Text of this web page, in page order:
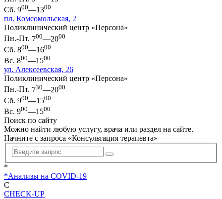
Сб. 900—1300
пл. Комсомольская, 2
Поликлинический центр «Персона»
Пн.-Пт. 700—2000
Сб. 800—1600
Вс. 800—1500
ул. Алексеевская, 26
Поликлинический центр «Персона»
Пн.-Пт. 730—2000
Сб. 900—1500
Вс. 900—1500
Поиск по сайту
Можно найти любую услугу, врача или раздел на сайте.
Начните с запроса «Консультация терапевта»
*
*Анализы на COVID-19
C
CHECK-UP